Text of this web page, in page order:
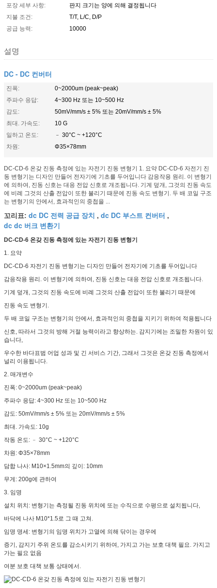
포장 세부 사항:
판지 크기는 양에 의해 결정됩니다
지불 조건:
T/T, L/C, D/P
공급 능력:
10000
설명
DC - DC 컨버터
진폭:
0~2000um (peak~peak)
주파수 응답:
4~300 Hz 또는 10~500 Hz
감도:
50mV/mm/s ± 5% 또는 20mV/mm/s ± 5%
최대. 가속도:
10 G
일하고 온도:
﹣ 30°C ~ +120°C
차원:
Φ35×78mm
DC-CD-6 온갖 진동 측정에 있는 자전기 진동 변형기 1. 요약 DC-CD-6 자전기 진
동 변형기는 디자인 만들어 전자기에 기초를 두어입니다 감응작용 원리. 이 변형기
에 의하여, 진동 신호는 대응 전압 신호로 개조됩니다. 기계 덮개, 그것의 진동 속도
에 비례 그것의 산출 전압이 또한 불리기 때문에 진동 속도 변형기. 두 배 코일 구조
는 변형기의 안에서, 효과적인의 중첩을 ...
꼬리표: dc DC 전력 공급 장치 , dc DC 부스트 컨버터 ,
dc dc 버크 변환기
DC-CD-6 온갖 진동 측정에 있는 자전기 진동 변형기
1. 요약
DC-CD-6 자전기 진동 변형기는 디자인 만들어 전자기에 기초를 두어입니다
감응작용 원리. 이 변형기에 의하여, 진동 신호는 대응 전압 신호로 개조됩니다.
기계 덮개, 그것의 진동 속도에 비례 그것의 산출 전압이 또한 불리기 때문에
진동 속도 변형기.
두 배 코일 구조는 변형기의 안에서, 효과적인의 중첩을 지키기 위하여 적용됩니다
신호, 따라서 그것의 방해 거절 능력이라고 향상하는. 감지기에는 조밀한 차원이 있
습니다,
우수한 바다표범 어업 성과 및 긴 서비스 기간, 그래서 그것은 온갖 진동 측정에서
널리 이용됩니다.
2. 매개변수
진폭: 0~2000um (peak~peak)
주파수 응답: 4~300 Hz 또는 10~500 Hz
감도: 50mV/mm/s ± 5% 또는 20mV/mm/s ± 5%
최대. 가속도: 10g
작동 온도: ﹣ 30°C ~ +120°C
차원: Φ35×78mm
담합 나사: M10×1.5mm의 깊이: 10mm
무게: 200g에 관하여
3. 임명
설치 위치: 변형기는 측정될 진동 위치에 또는 수직으로 수평으로 설치됩니다,
바닥에 나사 M10*1.5로 그 때 고쳐.
임명 명세: 변형기의 임명 위치가 고열에 의해 닦이는 경우에
증기, 감지기 주위 온도를 감소시키기 위하여, 가지고 가는 보호 대책 필요. 가지고
가는 필요 없음
여분 보호 대책 보통 상태에서.